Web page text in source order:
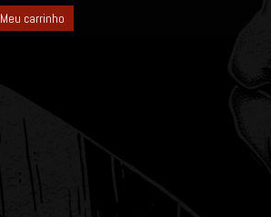
Meu carrinho